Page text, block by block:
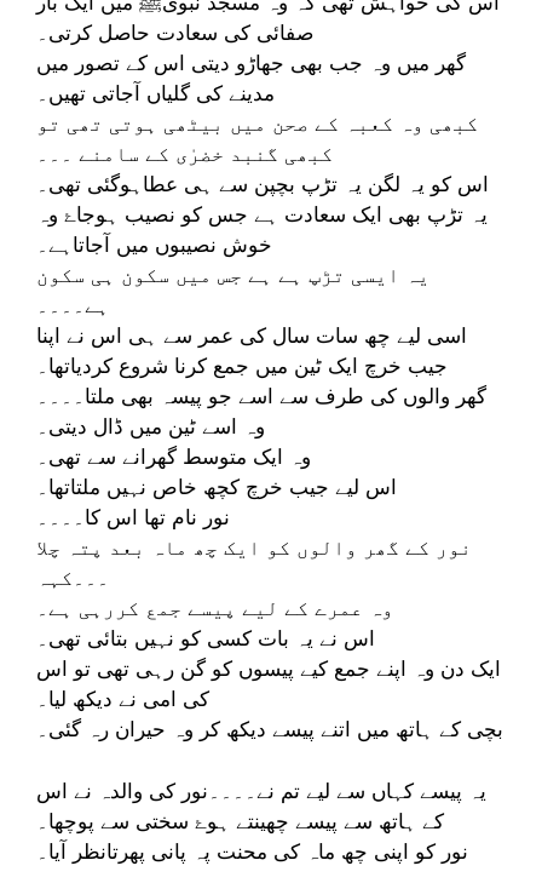
صفائی کی سعادت حاصل کرتی۔
گھر میں وہ جب بھی جھاڑو دیتی اس کے تصور میں
مدینے کی گلیاں آجاتی تھیں۔
کبھی وہ کعبہ کے صحن میں بیٹھی ہوتی تھی تو
کبھی گنبد خضرٰی کے سامنے ۔۔۔
اس کو یہ لگن یہ تڑپ بچپن سے ہی عطاہوگئی تھی۔
یہ تڑپ بھی ایک سعادت ہے جس کو نصیب ہوجاۓ وہ
خوش نصیبوں میں آجاتاہے۔
یہ ایسی تڑپ ہے ہے جس میں سکون ہی سکون
ہے۔۔۔۔
اسی لیے چھ سات سال کی عمر سے ہی اس نے اپنا
جیب خرچ ایک ٹین میں جمع کرنا شروع کردیاتھا۔
گھر والوں کی طرف سے اسے جو پیسہ بھی ملتا۔۔۔۔
وہ اسے ٹین میں ڈال دیتی۔
وہ ایک متوسط گھرانے سے تھی۔
اس لیے جیب خرچ کچھ خاص نہیں ملتاتھا۔
نور نام تھا اس کا۔۔۔۔
نور کے گھر والوں کو ایک چھ ماہ بعد پتہ چلا
۔۔۔کہہ
وہ عمرے کے لیے پیسے جمع کررہی ہے۔
اس نے یہ بات کسی کو نہیں بتائی تھی۔
ایک دن وہ اپنے جمع کیے پیسوں کو گن رہی تھی تو اس
کی امی نے دیکھ لیا۔
بچی کے ہاتھ میں اتنے پیسے دیکھ کر وہ حیران رہ گئی۔
یہ پیسے کہاں سے لیے تم نے۔۔۔۔نور کی والدہ نے اس
کے ہاتھ سے پیسے چھینتے ہوۓ سختی سے پوچھا۔
نور کو اپنی چھ ماہ کی محنت پہ پانی پھرتانظر آیا۔